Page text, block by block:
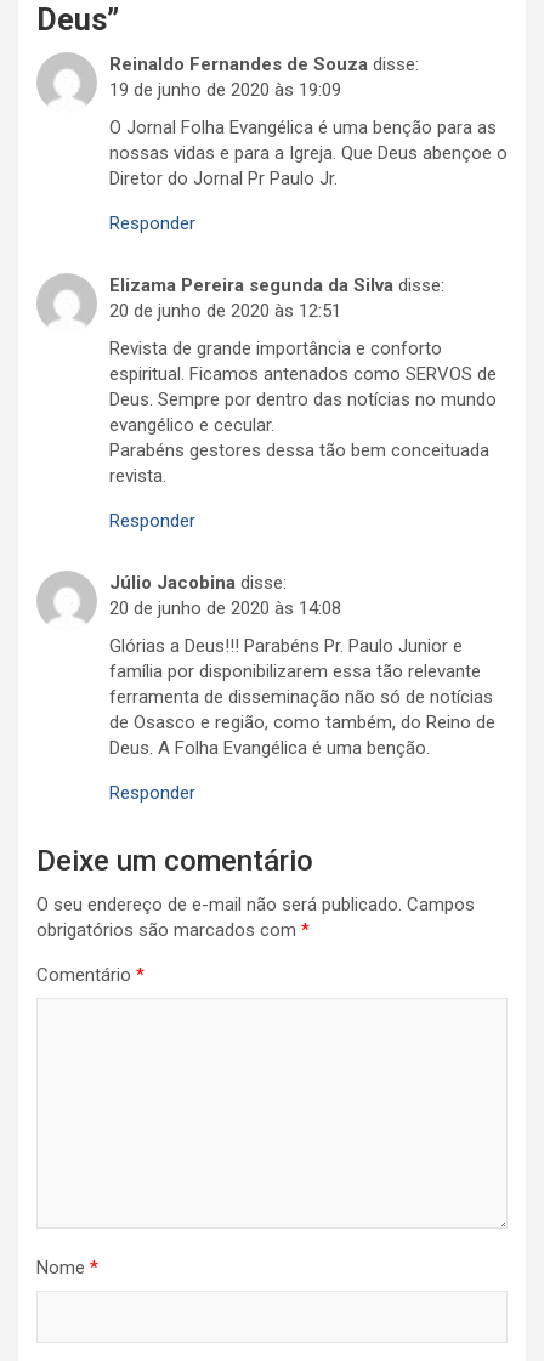
Deus”
Reinaldo Fernandes de Souza disse:
19 de junho de 2020 às 19:09
O Jornal Folha Evangélica é uma benção para as
nossas vidas e para a Igreja. Que Deus abençoe o
Diretor do Jornal Pr Paulo Jr.
Responder
Elizama Pereira segunda da Silva disse:
20 de junho de 2020 às 12:51
Revista de grande importância e conforto
espiritual. Ficamos antenados como SERVOS de
Deus. Sempre por dentro das notícias no mundo
evangélico e cecular.
Parabéns gestores dessa tão bem conceituada
revista.
Responder
Júlio Jacobina disse:
20 de junho de 2020 às 14:08
Glórias a Deus!!! Parabéns Pr. Paulo Junior e
família por disponibilizarem essa tão relevante
ferramenta de disseminação não só de notícias
de Osasco e região, como também, do Reino de
Deus. A Folha Evangélica é uma benção.
Responder
Deixe um comentário
O seu endereço de e-mail não será publicado. Campos
obrigatórios são marcados com *
Comentário *
Nome *